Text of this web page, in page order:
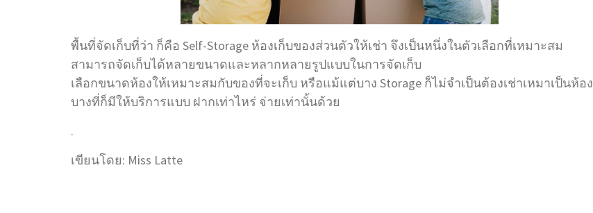
พื้นที่จัดเก็บที่ว่า ก็คือ Self-Storage ห้องเก็บของส่วนตัวให้เช่า จึงเป็นหนึ่งในตัวเลือกที่เหมาะสม
สามารถจัดเก็บได้หลายขนาดและหลากหลายรูปแบบในการจัดเก็บ
เลือกขนาดห้องให้เหมาะสมกับของที่จะเก็บ หรือแม้แต่บาง Storage ก็ไม่จำเป็นต้องเช่าเหมาเป็นห้อง
บางที่ก็มีให้บริการแบบ ฝากเท่าไหร่ จ่ายเท่านั้นด้วย
.
เขียนโดย: Miss Latte